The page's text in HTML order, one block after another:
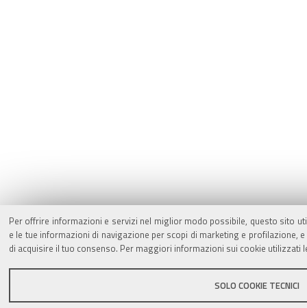
Per offrire informazioni e servizi nel miglior modo possibile, questo sito
e le tue informazioni di navigazione per scopi di marketing e
di acquisire il tuo consenso. Per maggiori informazioni sui cookie utilizzati
SOLO COOKIE TECNICI